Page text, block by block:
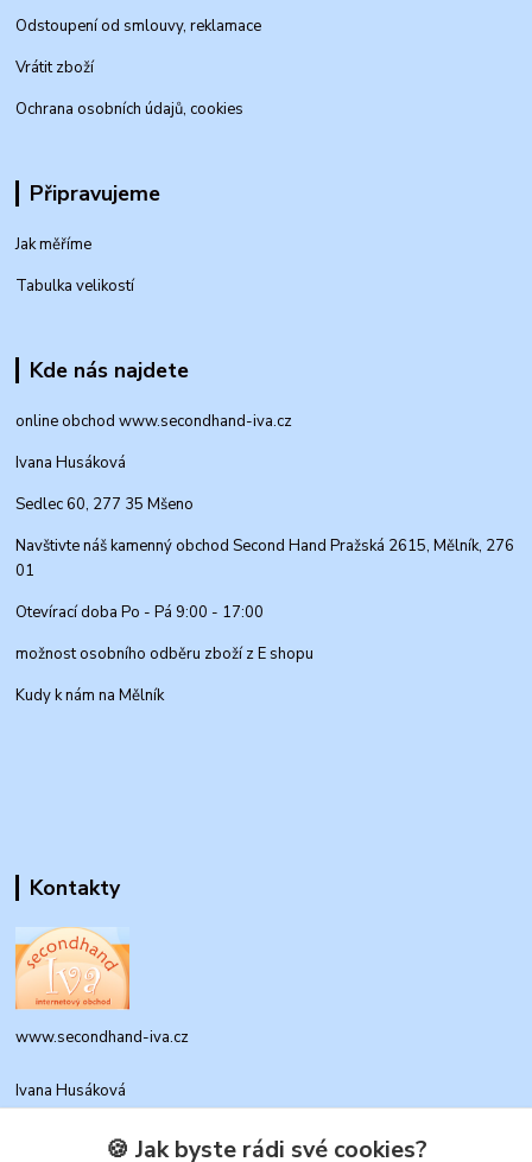
Odstoupení od smlouvy, reklamace
Vrátit zboží
Ochrana osobních údajů, cookies
Připravujeme
Jak měříme
Tabulka velikostí
Kde nás najdete
online obchod www.secondhand-iva.cz
Ivana Husáková
Sedlec 60, 277 35 Mšeno
Navštivte náš kamenný obchod Second Hand Pražská 2615, Mělník, 276
01
Otevírací doba Po - Pá 9:00 - 17:00
možnost osobního odběru zboží z E shopu
Kudy k nám na Mělník
Kontakty
www.secondhand-iva.cz
Ivana Husáková
+420 315 695 684
(Po-Pá, 9-17 hod.)🍪 Jak byste rádi své cookies?